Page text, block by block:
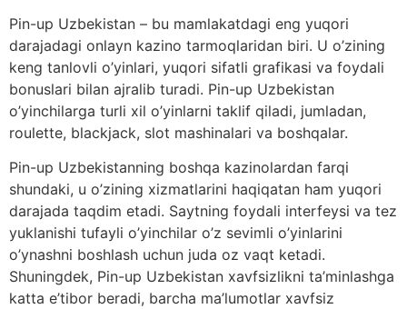
Pin-up Uzbekistan – bu mamlakatdagi eng yuqori
darajadagi onlayn kazino tarmoqlaridan biri. U o’zining
keng tanlovli o’yinlari, yuqori sifatli grafikasi va foydali
bonuslari bilan ajralib turadi. Pin-up Uzbekistan
o’yinchilarga turli xil o’yinlarni taklif qiladi, jumladan,
roulette, blackjack, slot mashinalari va boshqalar.
Pin-up Uzbekistanning boshqa kazinolardan farqi
shundaki, u o’zining xizmatlarini haqiqatan ham yuqori
darajada taqdim etadi. Saytning foydali interfeysi va tez
yuklanishi tufayli o’yinchilar o’z sevimli o’yinlarini
o’ynashni boshlash uchun juda oz vaqt ketadi.
Shuningdek, Pin-up Uzbekistan xavfsizlikni ta’minlashga
katta e’tibor beradi, barcha ma’lumotlar xavfsiz